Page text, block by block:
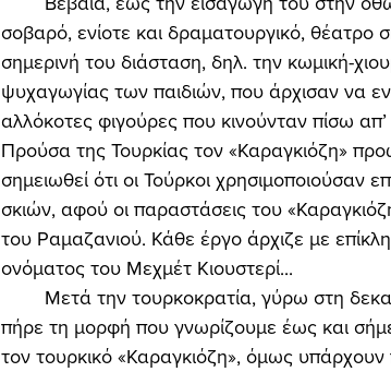
σοβαρό, ενίοτε και δραματουργικό, θέατρο
σημερινή του διάσταση, δηλ. την κωμική-
ψυχαγωγίας των παιδιών, που άρχισαν να
αλλόκοτες φιγούρες που κινούνταν πίσω
Προύσα της Τουρκίας τον «Καραγκιόζη»
σημειωθεί ότι οι Τούρκοι χρησιμοποιούσαν
σκιών, αφού οι παραστάσεις του
του Ραμαζανιού. Κάθε έργο άρχιζε με
ονόματος του Μεχμέτ Κιουστερί...
πήρε τη μορφή που γνωρίζουμε έως και
τον τουρκικό «Καραγκιόζη», όμως υπάρχουν